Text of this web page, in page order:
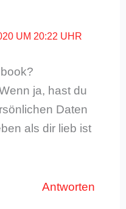
UM 20:22 UHR
ja, hast du
Daten
als dir lieb ist
Antworten